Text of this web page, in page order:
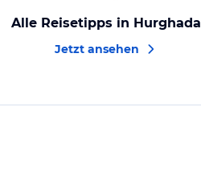
Alle Reisetipps in Hurghada
Jetzt ansehen